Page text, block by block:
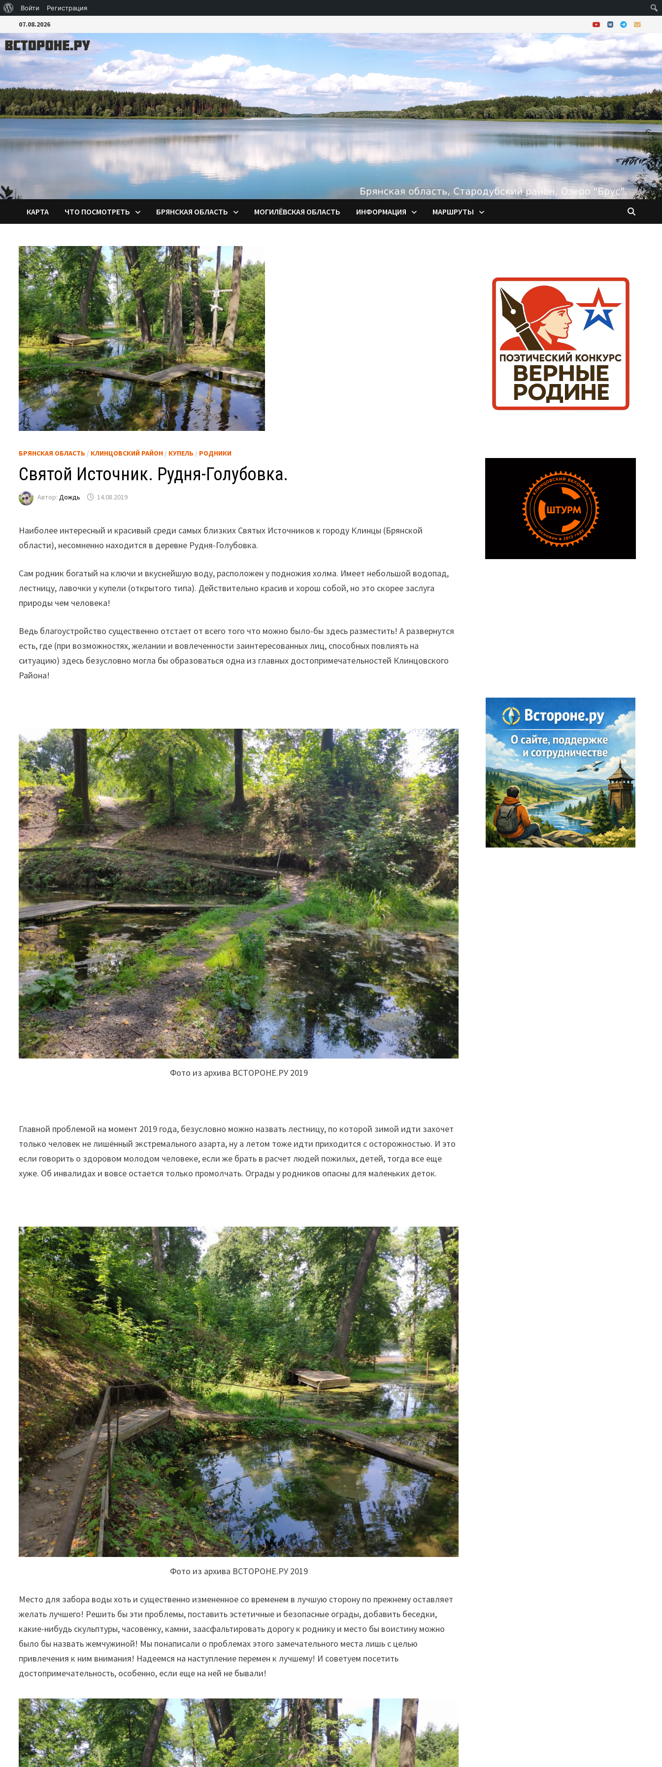
WordPress
Войти Регистрация
Перейти
к
содержимому
07.08.2026
КАРТА ЧТО ПОСМОТРЕТЬ БРЯНСКАЯ ОБЛАСТЬ МОГИЛЁВСКАЯ ОБЛАСТЬ ИНФОРМАЦИЯ МАРШРУТЫ
БРЯНСКАЯ ОБЛАСТЬ / КЛИНЦОВСКИЙ РАЙОН / КУПЕЛЬ / РОДНИКИ
Святой Источник. Рудня-Голубовка.
Автор:Дождь 14.08.2019
Наиболее интересный и красивый среди самых близких Святых Источников к городу Клинцы (Брянской
области), несомненно находится в деревне Рудня-Голубовка.
Сам родник богатый на ключи и вкуснейшую воду, расположен у подножия холма. Имеет небольшой водопад,
лестницу, лавочки у купели (открытого типа). Действительно красив и хорош собой, но это скорее заслуга
природы чем человека!
Ведь благоустройство существенно отстает от всего того что можно было-бы здесь разместить! А развернутся
есть, где (при возможностях, желании и вовлеченности заинтересованных лиц, способных повлиять на
ситуацию) здесь безусловно могла бы образоваться одна из главных достопримечательностей Клинцовского
Района!
Фото из архива ВСТОРОНЕ.РУ 2019
Главной проблемой на момент 2019 года, безусловно можно назвать лестницу, по которой зимой идти захочет
только человек не лишённый экстремального азарта, ну а летом тоже идти приходится с осторожностью. И это
если говорить о здоровом молодом человеке, если же брать в расчет людей пожилых, детей, тогда все еще
хуже. Об инвалидах и вовсе остается только промолчать. Ограды у родников опасны для маленьких деток.
Фото из архива ВСТОРОНЕ.РУ 2019
Место для забора воды хоть и существенно измененное со временем в лучшую сторону по прежнему оставляет
желать лучшего! Решить бы эти проблемы, поставить эстетичные и безопасные ограды, добавить беседки,
какие-нибудь скульптуры, часовенку, камни, заасфальтировать дорогу к роднику и место бы воистину можно
было бы назвать жемчужиной! Мы понаписали о проблемах этого замечательного места лишь с целью
привлечения к ним внимания! Надеемся на наступление перемен к лучшему! И советуем посетить
достопримечательность, особенно, если еще на ней не бывали!